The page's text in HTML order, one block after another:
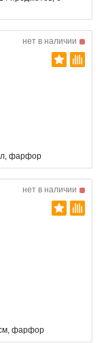
нет в наличии
фарфор
нет в наличии
фарфор